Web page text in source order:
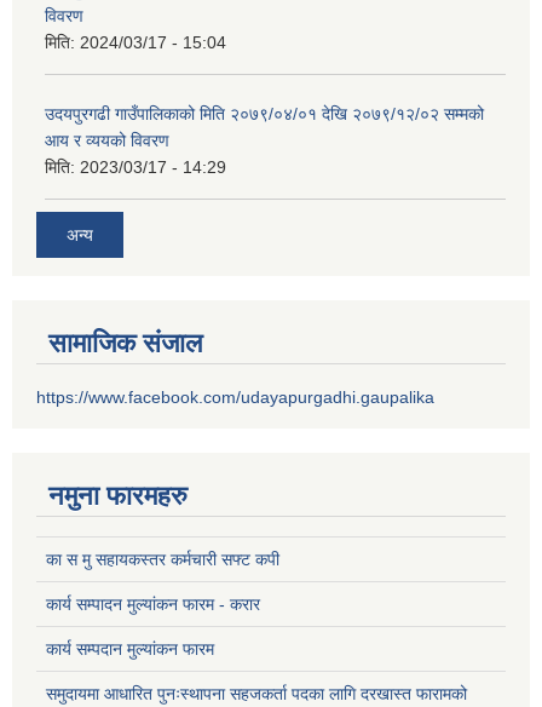
विवरण
मिति: 2024/03/17 - 15:04
उदयपुरगढी गाउँपालिकाको मिति २०७९/०४/०१ देखि २०७९/१२/०२ सम्मको
आय र व्ययको विवरण
मिति: 2023/03/17 - 14:29
अन्य
सामाजिक संजाल
https://www.facebook.com/udayapurgadhi.gaupalika
नमुना फारमहरु
का स मु सहायकस्तर कर्मचारी सफ्ट कपी
कार्य सम्पादन मुल्यांकन फारम - करार
कार्य सम्पदान मुल्यांकन फारम
समुदायमा आधारित पुनःस्थापना सहजकर्ता पदका लागि दरखास्त फारामको